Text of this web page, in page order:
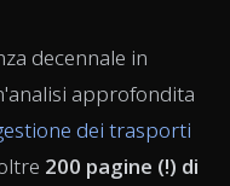
decennale in
approfondita
dei trasporti
200 pagine (!) di